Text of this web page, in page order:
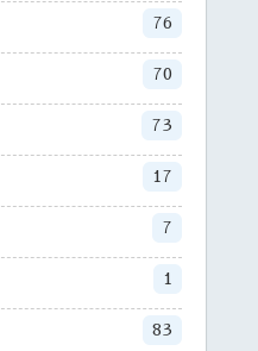
76
70
73
17
7
1
83